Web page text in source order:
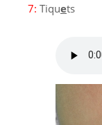
7: Tiquets